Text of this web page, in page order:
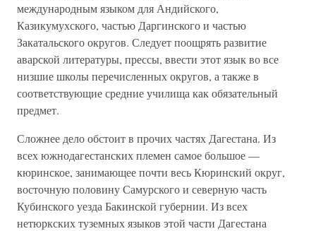
международным языком для Андийского,
Казикумухского, частью Даргинского и частью
Закатальского округов. Следует поощрять развитие
аварской литературы, прессы, ввести этот язык во все
низшие школы перечисленных округов, а также в
соответствующие средние училища как обязательный
предмет.
Сложнее дело обстоит в прочих частях Дагестана. Из
всех южнодагестанских племен самое большое —
кюринское, занимающее почти весь Кюринский округ,
восточную половину Самурского и северную часть
Кубинского уезда Бакинской губернии. Из всех
нетюркских туземных языков этой части Дагестана